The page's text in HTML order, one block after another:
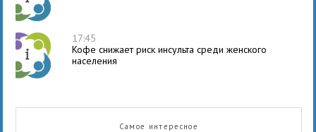
17:45
Кофе снижает риск инсульта среди женского
населения
Самое интересное